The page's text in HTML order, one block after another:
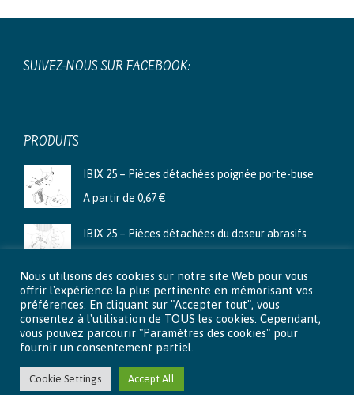
SUIVEZ-NOUS SUR FACEBOOK:
PRODUITS
IBIX 25 – Pièces détachées poignée porte-buse
A partir de 0,67€
IBIX 25 – Pièces détachées du doseur abrasifs
Ibix 9 - Pièces détachées du doseur abrasifs
A partir de2,66€
© 2015 - 2026 Aéro-Lux . Tous droits réservés |
Nous utilisons des cookies sur notre site Web pour vous
offrir l'expérience la plus pertinente en mémorisant vos
préférences. En cliquant sur "Accepter tout", vous
consentez à l'utilisation de TOUS les cookies. Cependant,
vous pouvez parcourir "Paramètres des cookies" pour
fournir un consentement partiel.
Cookie Settings Accept All